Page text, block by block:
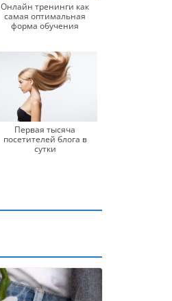
Онлайн тренинги как
самая оптимальная
форма обучения
Первая тысяча
посетителей блога в
сутки